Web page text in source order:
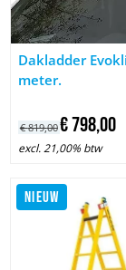
Image Dakladder
Dakladder
meter.
€819,00€798,00
excl. 21,00% btw
NIEUW